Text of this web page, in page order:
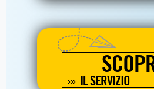
IL SERVIZIO